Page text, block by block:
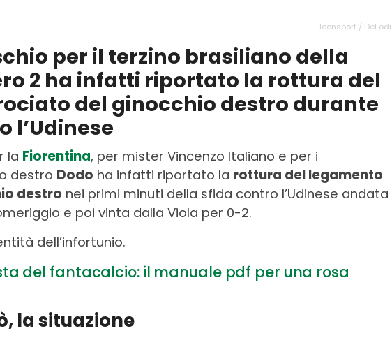
Iconsport / DeFodi
per il terzino brasiliano della
2 ha infatti riportato la rottura del
del ginocchio destro durante
l’Udinese
la Fiorentina, per mister Vincenzo Italiano e per i
destro Dodo ha infatti riportato la rottura del legamento
destro nei primi minuti della sfida contro l’Udinese andata
e poi vinta dalla Viola per 0-2.
dell’infortunio.
del fantacalcio: il manuale pdf per una rosa
la situazione